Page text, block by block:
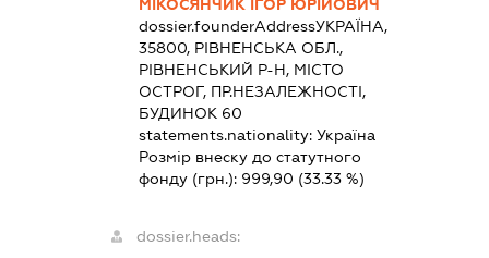
МІКОСЯНЧИК ІГОР ЮРІЙОВИЧ
dossier.founderAddressУКРАЇНА,
35800, РІВНЕНСЬКА ОБЛ.,
РІВНЕНСЬКИЙ Р-Н, МІСТО
ОСТРОГ, ПР.НЕЗАЛЕЖНОСТІ,
БУДИНОК 60
statements.nationality:Україна
Розмір внеску до статутного
фонду (грн.): 999,90 (33.33 %)
dossier.heads: